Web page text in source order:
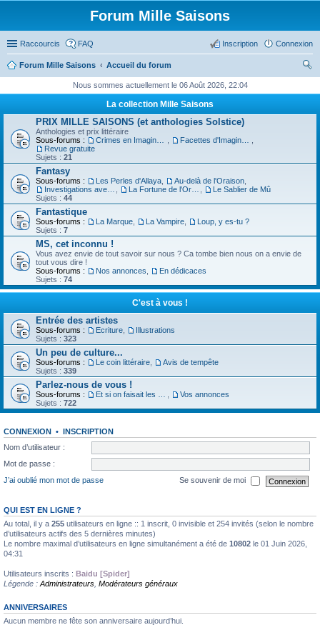
Forum Mille Saisons
Raccourcis FAQ Connexion
Inscription
Forum Mille Saisons
Accueil du forum
ch
Nous sommes actuellement le 06 Août 2026, 22:04
La collection Mille Saisons
PRIX MILLE SAISONS (et anthologies Solstice)
Anthologies et prix littéraire
Sous-forums :
Revue gratuite
Sujets : 21
Fantasy
Sous-forums : Les Perles d'Allaya Au-delà de l'Oraison
Le Sablier de Mû
Sujets : 44
Fantastique
Sous-forums : La Marque La Vampire
Loup, y es-tu ?
Sujets : 7
MS, cet inconnu !
Vous avez envie de tout savoir sur nous ? Ca tombe bien nous on a envie de
tout vous dire !
Sous-forums :
Nos annonces
En dédicaces
Sujets : 74
C'est à vous !
Entrée des artistes
Sous-forums : Ecriture
Illustrations
Sujets : 323
Un peu de culture...
Sous-forums : Le coin littéraire
Avis de tempête
Sujets : 339
Parlez-nous de vous !
Sous-forums :
Vos annonces
Sujets : 722
CONNEXION • INSCRIPTION
Nom d’utilisateur :
Mot de passe :
J’ai oublié mon mot de passe
Se souvenir de moi
QUI EST EN LIGNE ?
Au total, il y a 255 utilisateurs en ligne :: 1 inscrit, 0 invisible et 254 invités (selon le nombre
d’utilisateurs actifs des 5 dernières minutes)
Le nombre maximal d’utilisateurs en ligne simultanément a été de 10802 le 01 Juin 2026,
04:31
Utilisateurs inscrits : Baidu [Spider]
Légende : Administrateurs Modérateurs généraux
ANNIVERSAIRES
Aucun membre ne fête son anniversaire aujourd’hui.